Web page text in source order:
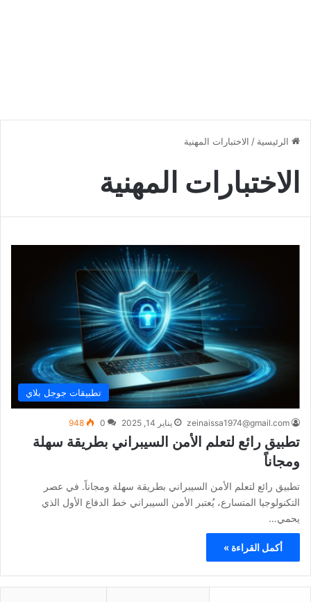
الرئيسية / الاختبارات المهنية
الاختبارات المهنية
تطبيقات جوجل بلاي
zeinaissa1974@gmail.com يناير 14, 2025 0
948
تطبيق رائع لتعلم الأمن السيبراني بطريقة سهلة
ومجاناً
تطبيق رائع لتعلم الأمن السيبراني بطريقة سهلة ومجاناً. في عصر
التكنولوجيا المتسارع، يُعتبر الأمن السيبراني خط الدفاع الأول الذي
يحمي…
أكمل القراءة »